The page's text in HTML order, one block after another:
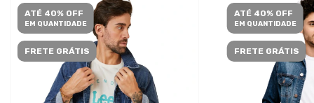
ATÉ 40% OFF
EM QUANTIDADE
FRETE GRÁTIS
ATÉ 40% OFF
EM QUANTIDADE
FRETE GRÁTIS